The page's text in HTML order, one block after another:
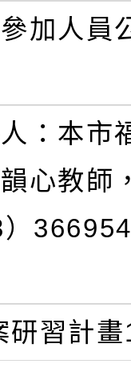
加人員
：本市
心教師
研習計